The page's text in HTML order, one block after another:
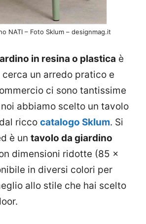
NATI – Foto Sklum – designmag.it
in resina o plastica è
un arredo pratico e
ci sono tantissime
abbiamo scelto un tavolo
ricco catalogo Sklum. Si
è un tavolo da giardino
dimensioni ridotte (85 x
in diversi colori per
allo stile che hai scelto